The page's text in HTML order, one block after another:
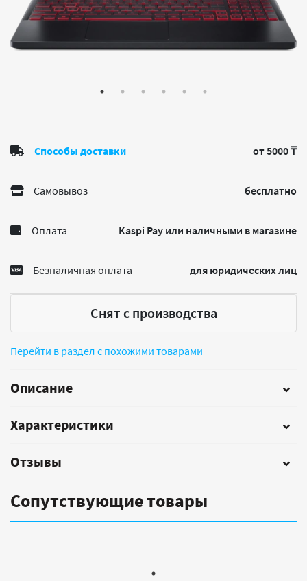
Способы доставки от 5000 ₸
Самовывоз бесплатно
Оплата Kaspi Pay или наличными в магазине
Безналичная оплата для юридических лиц
Снят с производства
Перейти в раздел с похожими товарами
Описание
Характеристики
Отзывы
Сопутствующие товары